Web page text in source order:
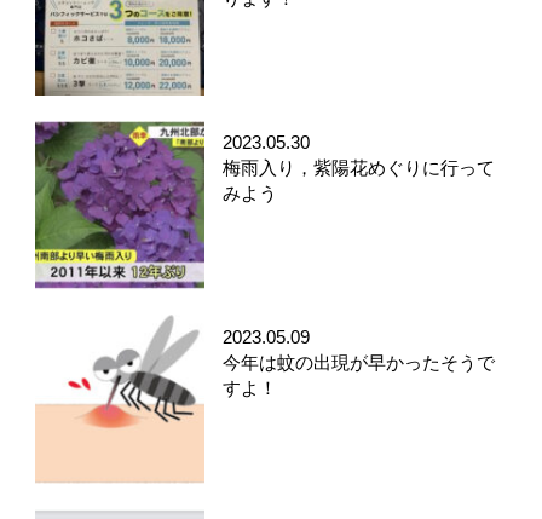
2023.05.30
梅雨入り，紫陽花めぐりに行って
みよう
2023.05.09
今年は蚊の出現が早かったそうで
すよ！